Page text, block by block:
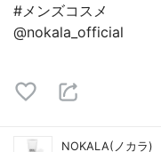
#メンズコスメ
@nokala_official
NOKALA(ノカラ)